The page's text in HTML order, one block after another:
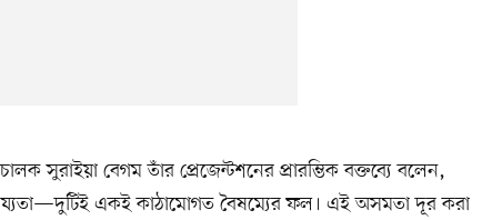
সুরাইয়া বেগম তাঁর প্রেজেন্টশনের প্রারম্ভিক বক্তব্যে বলেন,
একই কাঠামোগত বৈষম্যের ফল। এই অসমতা দূর করা